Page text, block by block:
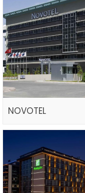
NOVOTEL